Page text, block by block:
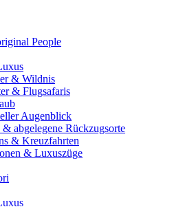
People
& Wildnis
& Flugsafaris
Augenblick
& abgelegene Rückzugsorte
& Kreuzfahrten
& Luxuszüge